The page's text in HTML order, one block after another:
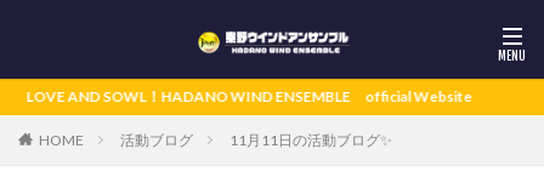
AND SOWL！HADANO WIND ENSEMBLE official Website
HOME 活動ブログ 11月11日の活動ブログ✨